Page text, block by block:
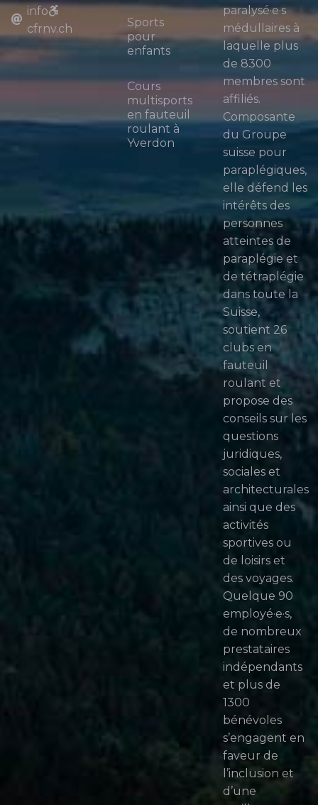
info
cfrnv.ch
Sports
pour
enfants
Cours
multisports
en fauteuil
roulant à
Yverdon
paralysé·e·s
médullaires à
laquelle plus
de 8300
membres sont
affiliés.
Composante
du Groupe
suisse pour
paraplégiques,
elle défend les
intérêts des
personnes
atteintes de
paraplégie et
de tétraplégie
dans toute la
Suisse,
soutient 26
clubs en
fauteuil
roulant et
propose des
conseils sur les
questions
juridiques,
sociales et
architecturales
ainsi que des
activités
sportives ou
de loisirs et
des voyages.
Quelque 90
employé·e·s,
de nombreux
prestataires
indépendants
et plus de
1300
bénévoles
s’engagent en
faveur de
l’inclusion et
d’une